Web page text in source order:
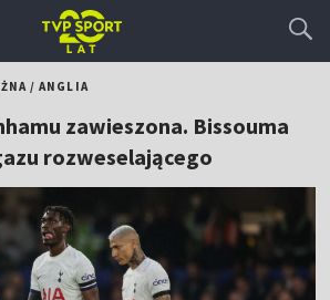
/ANGLIA
zawieszona. Bissouma
rozweselającego